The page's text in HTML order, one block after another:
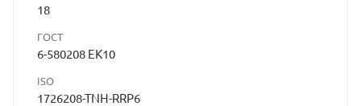
18
ГОСТ
6-580208 ЕК10
ISO
1726208-TNH-RRP6